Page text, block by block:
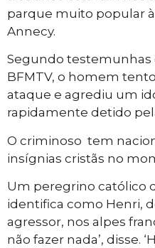
parque muito popular
Annecy.
Segundo testemunhas
BFMTV, o homem
ataque e agrediu um
rapidamente detido
O criminoso tem
insígnias cristãs no
Um peregrino católico
identifica como Henri,
agressor, nos alpes
não fazer nada’, disse.